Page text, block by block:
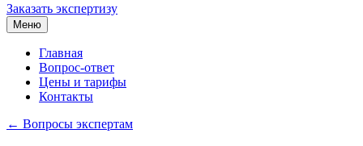
Заказать экспертизу
Меню
Главная
Вопрос-ответ
Цены и тарифы
Контакты
← Вопросы экспертам